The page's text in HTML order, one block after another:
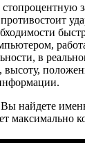
стопроцентную
в
высоту,
найдете
максимально